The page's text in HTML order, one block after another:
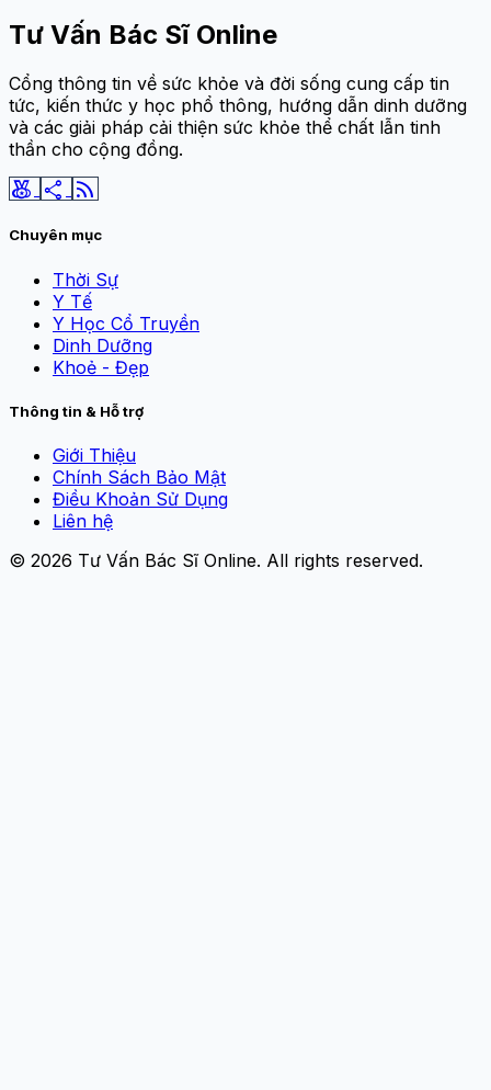
Tư Vấn Bác Sĩ Online
Cổng thông tin về sức khỏe và đời sống cung cấp tin
tức, kiến thức y học phổ thông, hướng dẫn dinh dưỡng
và các giải pháp cải thiện sức khỏe thể chất lẫn tinh
thần cho cộng đồng.
social_leaderboard share rss_feed
Chuyên mục
Thời Sự
Y Tế
Y Học Cổ Truyền
Dinh Dưỡng
Khoẻ - Đẹp
Thông tin & Hỗ trợ
Giới Thiệu
Chính Sách Bảo Mật
Điều Khoản Sử Dụng
Liên hệ
© 2026 Tư Vấn Bác Sĩ Online. All rights reserved.